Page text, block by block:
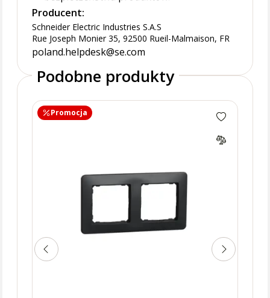
Producent:
Schneider Electric Industries S.A.S
Rue Joseph Monier 35, 92500 Rueil-Malmaison, FR
poland.helpdesk@se.com
Podobne produkty
Promocja